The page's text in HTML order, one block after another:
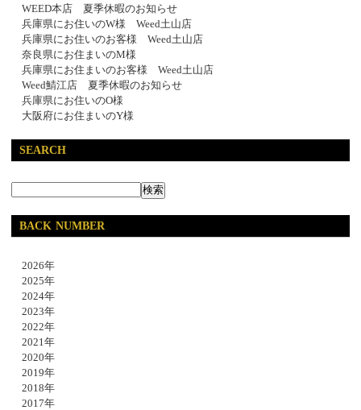
WEED本店 夏季休暇のお知らせ
兵庫県にお住いのW様 Weed土山店
兵庫県にお住いのお客様 Weed土山店
奈良県にお住まいのM様
兵庫県にお住まいのお客様 Weed土山店
Weed鯖江店 夏季休暇のお知らせ
兵庫県にお住いのO様
大阪府にお住まいのY様
SEARCH
BACK NUMBER
2026年
2025年
2024年
2023年
2022年
2021年
2020年
2019年
2018年
2017年